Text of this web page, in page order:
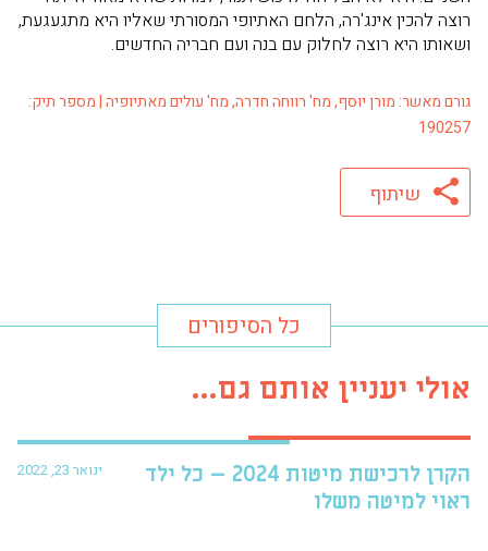
רוצה להכין אינג'רה, הלחם האתיופי המסורתי שאליו היא מתגעגעת,
ושאותו היא רוצה לחלוק עם בנה ועם חבריה החדשים.
גורם מאשר: מורן יוסף, מח' רווחה חדרה, מח' עולים מאתיופיה | מספר תיק:
190257
שיתוף
כל הסיפורים
אולי יעניין אותם גם...
ינואר 23, 2022
הקרן לרכישת מיטות 2024 – כל ילד
ראוי למיטה משלו